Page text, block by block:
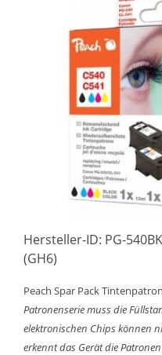
Hersteller-ID: PG-
(GH6)
Peach Spar Pack
Patronenserie muss die
elektronischen Chips können
erkennt das Gerät die